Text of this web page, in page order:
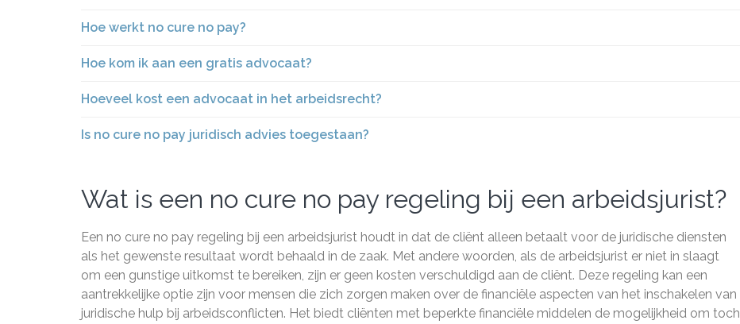
Hoe werkt no cure no pay?
Hoe kom ik aan een gratis advocaat?
Hoeveel kost een advocaat in het arbeidsrecht?
Is no cure no pay juridisch advies toegestaan?
Wat is een no cure no pay regeling bij een arbeidsjurist?
Een no cure no pay regeling bij een arbeidsjurist houdt in dat de cliënt alleen betaalt voor de juridische diensten
als het gewenste resultaat wordt behaald in de zaak. Met andere woorden, als de arbeidsjurist er niet in slaagt
om een gunstige uitkomst te bereiken, zijn er geen kosten verschuldigd aan de cliënt. Deze regeling kan een
aantrekkelijke optie zijn voor mensen die zich zorgen maken over de financiële aspecten van het inschakelen van
juridische hulp bij arbeidsconflicten. Het biedt cliënten met beperkte financiële middelen de mogelijkheid om toch